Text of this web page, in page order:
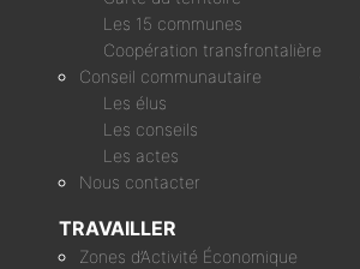
Les 15 communes
Coopération transfrontalière
Conseil communautaire
Les élus
Les conseils
Les actes
Nous contacter
TRAVAILLER
Zones d’Activité Économique